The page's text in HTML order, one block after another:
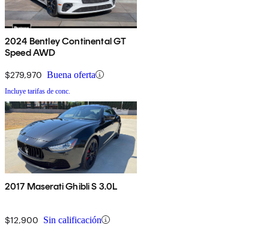
2024 Bentley Continental GT
Speed AWD
$279,970 Buena oferta
Incluye tarifas de conc.
2017 Maserati Ghibli S 3.0L
$12,900 Sin calificación